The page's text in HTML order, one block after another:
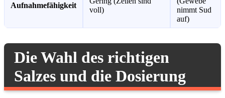
Aufnahmefähigkeit
voll)
nimmt Sud
auf)
Die Wahl des richtigen
Salzes und die Dosierung